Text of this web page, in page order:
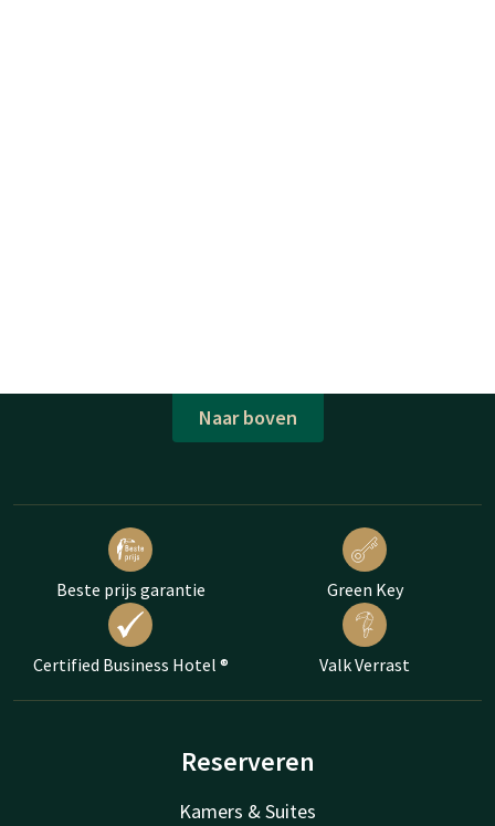
Naar boven
Beste prijs garantie Green Key
Certified Business Hotel ® Valk Verrast
Reserveren
Kamers & Suites